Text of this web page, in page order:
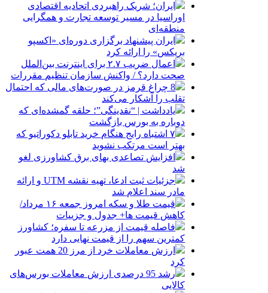
ایران؛ شریک راهبردی اتحادیه اقتصادی
اوراسیا در مسیر توسعه تجارت و همگرایی
منطقه‌ای
ایران پیشنهاد برگزاری دوره‌ای «اکسپو
بریکس» را ارائه کرد
اعمال ضریب ۲.۷ برای اینترنت بین‌الملل
صحت دارد؟ / واکنش سازمان تنظیم مقررات
8 چراغ قرمز در صورت‌های مالی که احتمال
تقلب را آشکار می‌کند
یادداشت | “نقدینگی”؛ حلقه گمشده‌ای که
دوباره به بورس بازگشت
۷ اشتباه رایج هنگام خرید تابلو دکوراتیو که
بهتر است مرتکب نشوید
افزایش تصاعدی بهای برق کشاورزی لغو
شد
جزئیات ثبت ادعا، تهیه نقشه UTM و ارائه
مادر سند اعلام شد
قیمت طلا و سکه امروز جمعه ۱۶ مرداد/
کاهش قیمت ها+ جدول و جزییات
فاصله قیمت از مزرعه تا سفره؛ کشاورز
کمترین سهم را از قیمت نهایی دارد
ارزش معاملات خرد از مرز 20 همت عبور
کرد
رشد 95 درصدی ارزش معاملات بورس‌های
کالایی